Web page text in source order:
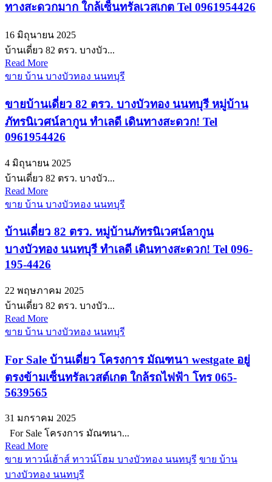
ทางสะดวกมาก ใกล้เซ็นทรัลเวสเกต Tel 0961954426
16 มิถุนายน 2025
บ้านเดี่ยว 82 ตรว. บางบัว...
Read More
ขาย บ้าน บางบัวทอง นนทบุรี
ขายบ้านเดี่ยว 82 ตรว. บางบัวทอง นนทบุรี หมู่บ้าน
ภัทรนิเวศน์ลากูน ทำเลดี เดินทางสะดวก! Tel
0961954426
4 มิถุนายน 2025
บ้านเดี่ยว 82 ตรว. บางบัว...
Read More
ขาย บ้าน บางบัวทอง นนทบุรี
บ้านเดี่ยว 82 ตรว. หมู่บ้านภัทรนิเวศน์ลากูน
บางบัวทอง นนทบุรี ทำเลดี เดินทางสะดวก! Tel 096-
195-4426
22 พฤษภาคม 2025
บ้านเดี่ยว 82 ตรว. บางบัว...
Read More
ขาย บ้าน บางบัวทอง นนทบุรี
For Sale บ้านเดี่ยว โครงการ มัณฑนา westgate อยู่
ตรงข้ามเซ็นทรัลเวสต์เกต ใกล้รถไฟฟ้า โทร 065-
5639565
31 มกราคม 2025
For Sale โครงการ มัณฑนา...
Read More
ขาย ทาวน์เฮ้าส์ ทาวน์โฮม บางบัวทอง นนทบุรี ขาย บ้าน
บางบัวทอง นนทบุรี